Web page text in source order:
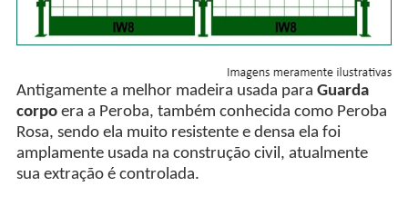
Antigamente a melhor madeira usada para Guarda
corpoera a Peroba, também conhecida como Peroba
Rosa, sendo ela muito resistente e densa ela foi
amplamente usada na construção civil, atualmente
sua extração é controlada.